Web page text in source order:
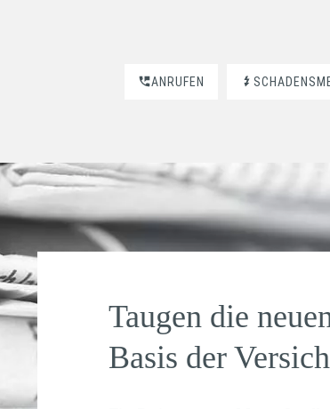
ANRUFEN
Taugen die
Basis der